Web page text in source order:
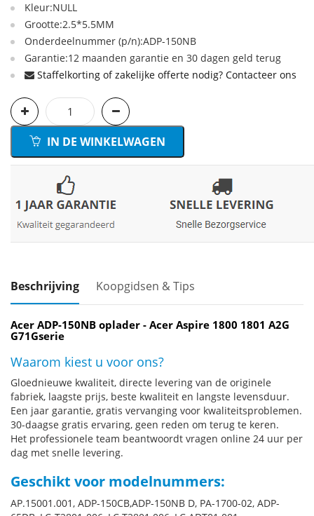
Kleur:NULL
Grootte:2.5*5.5MM
Onderdeelnummer (p/n):ADP-150NB
Garantie:12 maanden garantie en 30 dagen geld terug
Staffelkorting of zakelijke offerte nodig? Contacteer ons
IN DE WINKELWAGEN
Beschrijving Koopgidsen & Tips
Acer ADP-150NB oplader - Acer Aspire 1800 1801 A2G
G71Gserie
Waarom kiest u voor ons?
Gloednieuwe kwaliteit, directe levering van de originele
fabriek, laagste prijs, beste kwaliteit en langste levensduur.
Een jaar garantie, gratis vervanging voor kwaliteitsproblemen.
30-daagse gratis ervaring, geen reden om terug te keren.
Het professionele team beantwoordt vragen online 24 uur per
dag met snelle levering.
Geschikt voor modelnummers:
AP.15001.001, ADP-150CB,ADP-150NB D, PA-1700-02, ADP-